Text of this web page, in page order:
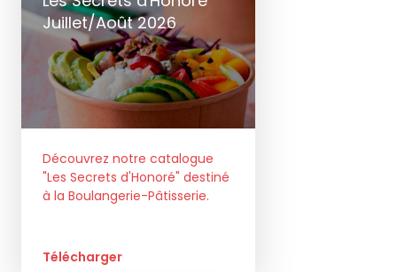
Juillet/Août 2026
Découvrez notre catalogue
"Les Secrets d'Honoré" destiné
à la Boulangerie-Pâtisserie.
Télécharger